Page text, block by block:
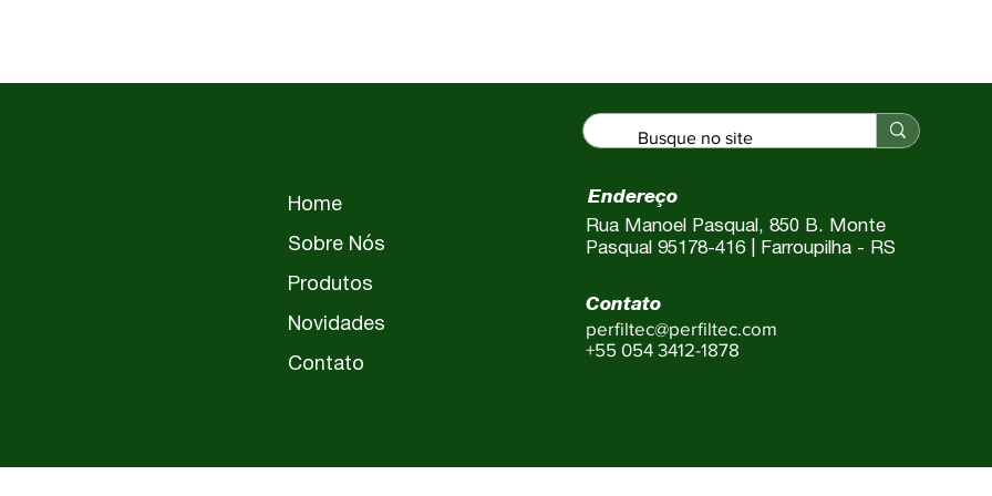
Home
Sobre Nós
Produtos
Novidades
Contato
Endereço
Rua Manoel Pasqual, 850 B. Monte
Pasqual 95178-416 | Farroupilha - RS
Contato
perfiltec@perfiltec.com
+55 054 3412-1878